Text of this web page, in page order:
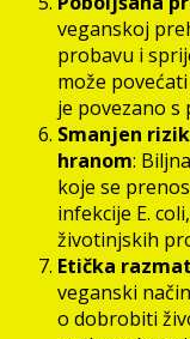
veganskoj
probavu i
može
je povezano s
Smanjen
hranom:
koje se
infekcije E.
životinjskih
Etička
veganski
o dobrobiti